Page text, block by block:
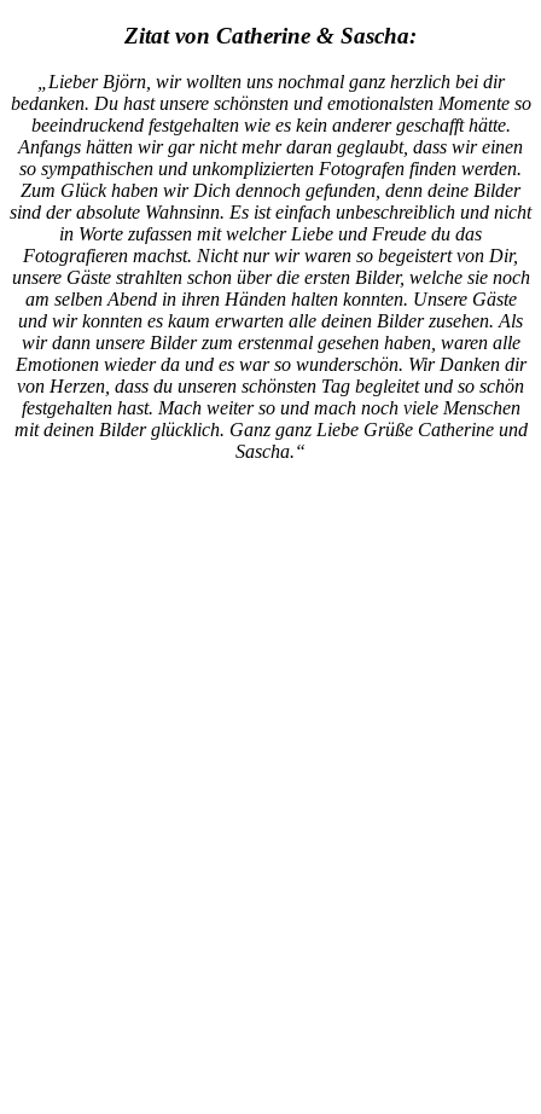
Zitat von Catherine & Sascha:
„Lieber Björn, wir wollten uns nochmal ganz herzlich bei dir
bedanken. Du hast unsere schönsten und emotionalsten Momente so
beeindruckend festgehalten wie es kein anderer geschafft hätte.
Anfangs hätten wir gar nicht mehr daran geglaubt, dass wir einen
so sympathischen und unkomplizierten Fotografen finden werden.
Zum Glück haben wir Dich dennoch gefunden, denn deine Bilder
sind der absolute Wahnsinn. Es ist einfach unbeschreiblich und nicht
in Worte zufassen mit welcher Liebe und Freude du das
Fotografieren machst. Nicht nur wir waren so begeistert von Dir,
unsere Gäste strahlten schon über die ersten Bilder, welche sie noch
am selben Abend in ihren Händen halten konnten. Unsere Gäste
und wir konnten es kaum erwarten alle deinen Bilder zusehen. Als
wir dann unsere Bilder zum erstenmal gesehen haben, waren alle
Emotionen wieder da und es war so wunderschön. Wir Danken dir
von Herzen, dass du unseren schönsten Tag begleitet und so schön
festgehalten hast. Mach weiter so und mach noch viele Menschen
mit deinen Bilder glücklich. Ganz ganz Liebe Grüße Catherine und
Sascha.“